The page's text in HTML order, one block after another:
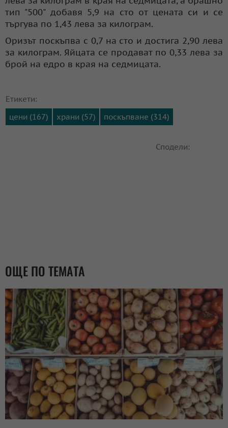
тип "500" добавя 5,9 на сто от цената си и се
търгува по 1,43 лева за килограм.
Оризът поскъпва с 0,7 на сто и достига 2,90 лева
за килограм. Яйцата се продават по 0,33 лева за
брой на едро в края на седмицата.
Етикети:
цени (167)
храни (57) поскъпване (314)
Сподели:
ОЩЕ ПО ТЕМАТА